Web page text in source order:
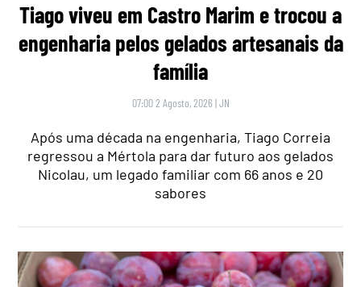
Tiago viveu em Castro Marim e trocou a
engenharia pelos gelados artesanais da
família
07:00 2 Agosto, 2026 |JN
Após uma década na engenharia, Tiago Correia
regressou a Mértola para dar futuro aos gelados
Nicolau, um legado familiar com 66 anos e 20
sabores